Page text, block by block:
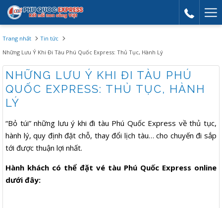
Trang nhất
Tin tức
Những Lưu Ý Khi Đi Tàu Phú Quốc Express: Thủ Tục, Hành Lý
NHỮNG LƯU Ý KHI ĐI TÀU PHÚ
QUỐC EXPRESS: THỦ TỤC, HÀNH
LÝ
“Bỏ túi” những lưu ý khi đi tàu Phú Quốc Express về thủ tục,
hành lý, quy định đặt chỗ, thay đổi lịch tàu… cho chuyến đi sắp
tới được thuận lợi nhất.
Hành khách có thể đặt vé tàu Phú Quốc Express online
dưới đây: